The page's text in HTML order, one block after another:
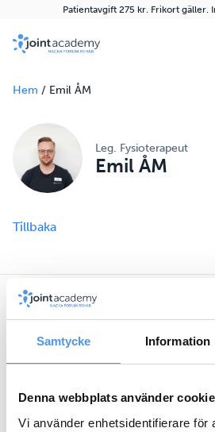
Samtycke Information
Denna webbplats använder
Vi använder enhetsidentifierare för
Patientavgift 275 kr. Frikort gäller.
Hem / Emil ÅM
Leg. Fysioterapeut
Emil ÅM
Tillbaka
Våra tjänster
Fysioterapi
Arbetsterapi
Dietist
Hemrehabilitering